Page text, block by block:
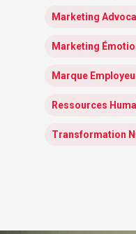
Marketing
Marketing
Marque
Ressources
Transformation